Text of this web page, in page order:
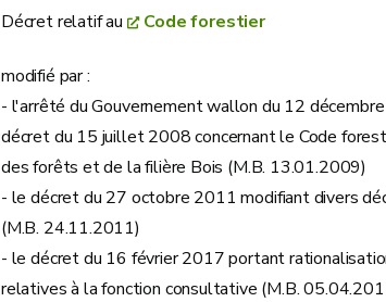
Décret relatif au Code forestier
modifié par :
- l'arrêté du Gouvernement wallon du 12
décret du 15 juillet 2008 concernant le Code
des forêts et de la filière Bois (M.B. 13.01.2009)
- le décret du 27 octobre 2011 modifiant divers
(M.B. 24.11.2011)
- le décret du 16 février 2017 portant
relatives à la fonction consultative (M.B.